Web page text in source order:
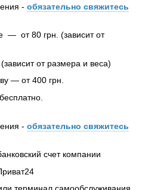
- обязательно свяжитесь
— от 80 грн. (зависит от
от размера и веса)
— от 400 грн.
- обязательно свяжитесь
счет компании